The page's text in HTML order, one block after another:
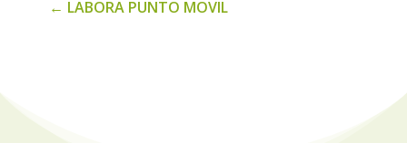
← LABORA PUNTO MOVIL